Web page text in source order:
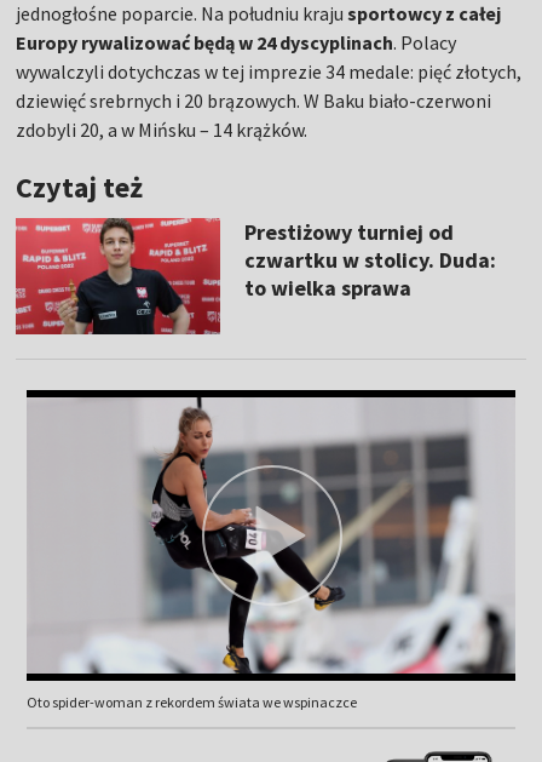
jednogłośne poparcie. Na południu krajusportowcy z całej
Europy rywalizować będą w 24 dyscyplinach. Polacy
wywalczyli dotychczas w tej imprezie 34 medale: pięć złotych,
dziewięć srebrnych i 20 brązowych. W Baku biało-czerwoni
zdobyli 20, a w Mińsku – 14 krążków.
Czytaj też
Prestiżowy turniej od
czwartku w stolicy. Duda:
to wielka sprawa
Oto spider-woman z rekordem świata we wspinaczce